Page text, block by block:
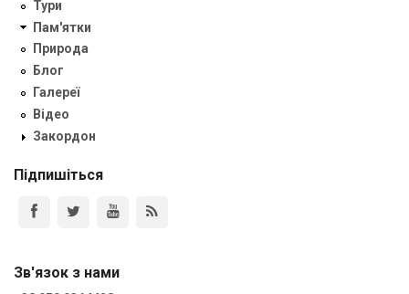
Тури
Пам'ятки
Природа
Блог
Галереї
Відео
Закордон
Підпишіться
Зв'язок з нами